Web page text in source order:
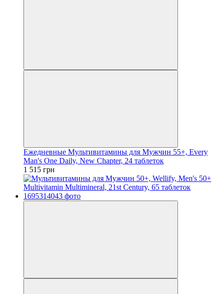
Ежедневные Мультивитамины для Мужчин 55+, Every
Man's One Daily, New Chapter, 24 таблеток
1 515 грн